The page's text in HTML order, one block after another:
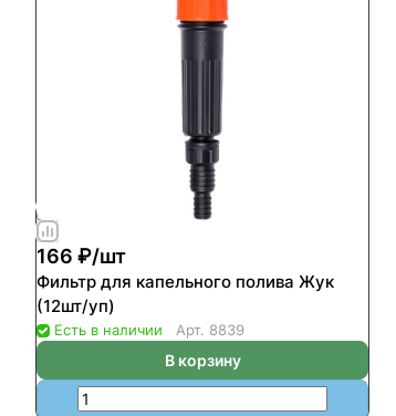
166 ₽/шт
Фильтр для капельного полива Жук
(12шт/уп)
Есть в наличии Арт. 8839
В корзину